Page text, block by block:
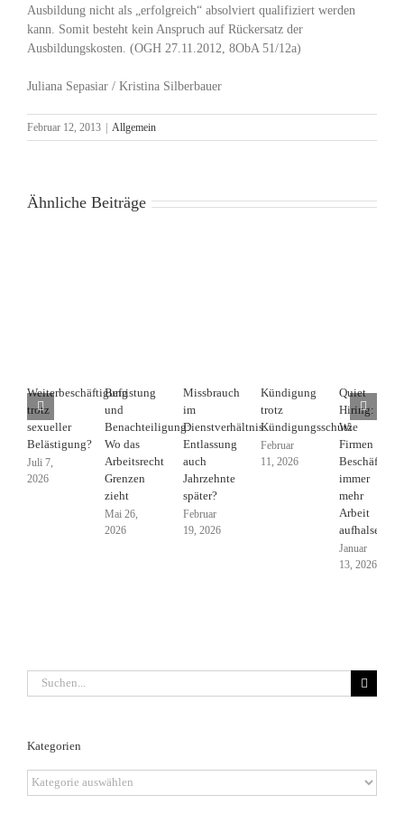
Ausbildung nicht als „erfolgreich“ absolviert qualifiziert werden
kann. Somit besteht kein Anspruch auf Rückersatz der
Ausbildungskosten. (OGH 27.11.2012, 8ObA 51/12a)
Juliana Sepasiar / Kristina Silberbauer
Februar 12, 2013 Allgemein
Ähnliche Beiträge
Weiterbeschäftigung
trotz
sexueller
Belästigung?
Juli 7,
2026
Befristung
und
Benachteiligung:
Wo das
Arbeitsrecht
Grenzen
zieht
Mai 26,
2026
Missbrauch
im
Dienstverhältnis:
Entlassung
auch
Jahrzehnte
später?
Februar
19, 2026
Kündigung
trotz
Kündigungsschutz
Februar
11, 2026
Quiet
Hiring:
Wie
Firmen
immer
mehr
Arbeit
aufhalsen
Januar
13, 2026
Suche
nach:
Kategorien
Kategorien